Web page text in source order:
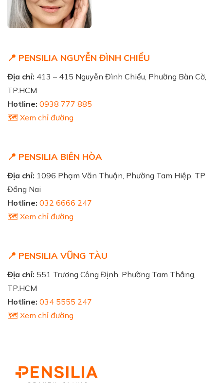
📍 PENSILIA NGUYỄN ĐÌNH CHIỂU
Địa chỉ: 413 – 415 Nguyễn Đình Chiểu, Phường Bàn Cờ,
TP.HCM
Hotline: 0938 777 885
🗺️ Xem chỉ đường
📍 PENSILIA BIÊN HÒA
Địa chỉ: 1096 Phạm Văn Thuận, Phường Tam Hiệp, TP
Đồng Nai
Hotline: 032 6666 247
🗺️ Xem chỉ đường
📍 PENSILIA VŨNG TÀU
Địa chỉ: 551 Trương Công Định, Phường Tam Thắng,
TP.HCM
Hotline: 034 5555 247
🗺️ Xem chỉ đường